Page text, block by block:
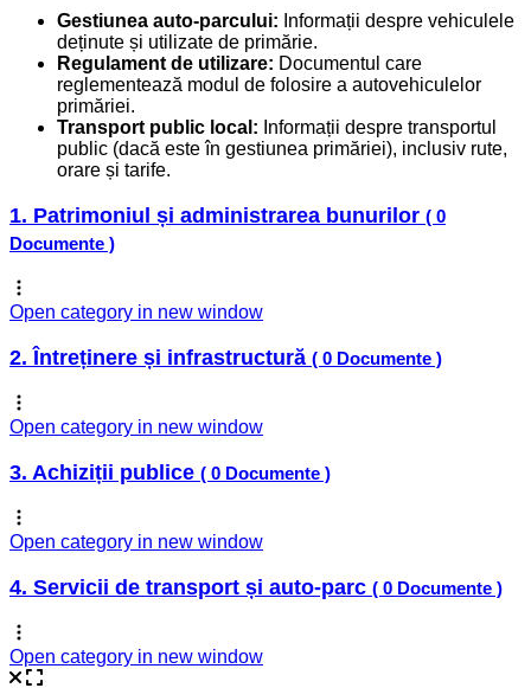
Gestiunea auto-parcului: Informații despre vehiculele
deținute și utilizate de primărie.
Regulament de utilizare: Documentul care
reglementează modul de folosire a autovehiculelor
primăriei.
Transport public local: Informații despre transportul
public (dacă este în gestiunea primăriei), inclusiv rute,
orare și tarife.
1. Patrimoniul și administrarea bunurilor ( 0
Documente )
Open category in new window
2. Întreținere și infrastructură ( 0 Documente )
Open category in new window
3. Achiziții publice ( 0 Documente )
Open category in new window
4. Servicii de transport și auto-parc ( 0 Documente )
Open category in new window